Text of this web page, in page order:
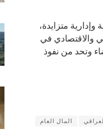
متزايدة،
والاقتصادي في
وتحد من نفوذ
المال العام